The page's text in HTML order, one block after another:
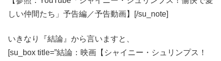
しい仲間たち」予告編／予告動画】[/su_note]
いきなり『結論』から言いますと、
[su_box title=”結論：映画【シャイニー・シュリンプス！